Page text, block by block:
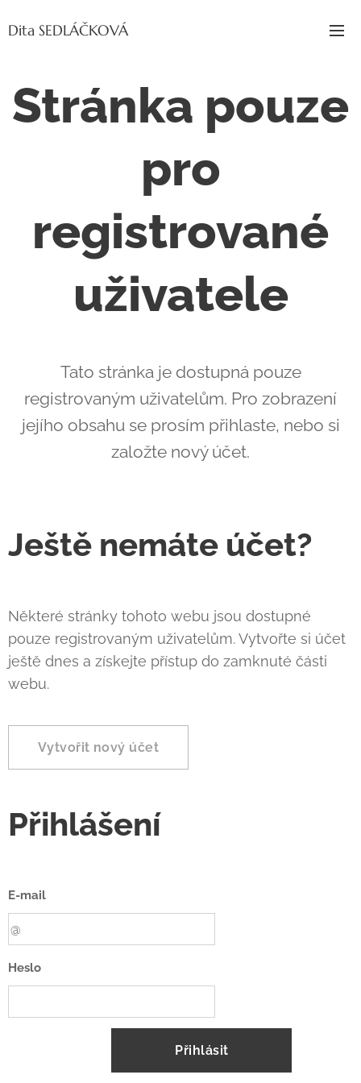
Dita SEDLÁČKOVÁ
Stránka pouze
pro
registrované
uživatele
Tato stránka je dostupná pouze
registrovaným uživatelům. Pro zobrazení
jejího obsahu se prosím přihlaste, nebo si
založte nový účet.
Ještě nemáte účet?
Některé stránky tohoto webu jsou dostupné
pouze registrovaným uživatelům. Vytvořte si účet
ještě dnes a získejte přístup do zamknuté části
webu.
Vytvořit nový účet
Přihlášení
E-mail
Heslo
Přihlásit